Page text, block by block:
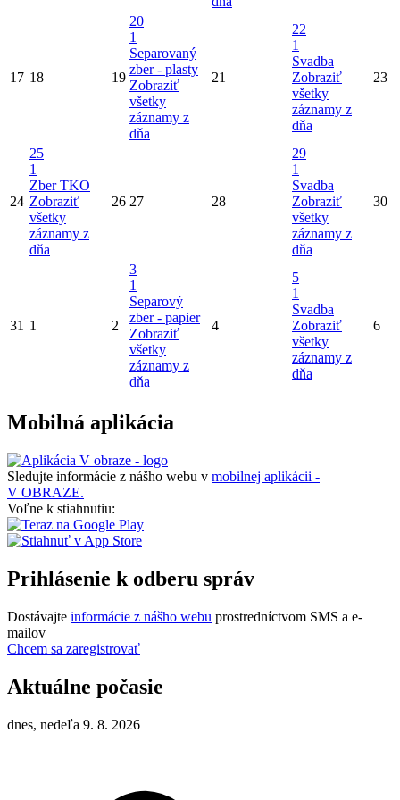
17 18 19
20
1
Separovaný
zber - plasty
Zobraziť
všetky
záznamy z
dňa
21
22
1
Svadba
Zobraziť
všetky
záznamy z
dňa
23
24
25
1
Zber TKO
Zobraziť
všetky
záznamy z
dňa
26 27 28
29
1
Svadba
Zobraziť
všetky
záznamy z
dňa
30
31 1 2
3
1
Separový
zber - papier
Zobraziť
všetky
záznamy z
dňa
4
5
1
Svadba
Zobraziť
všetky
záznamy z
dňa
6
Mobilná aplikácia
Sledujte informácie z nášho webu v mobilnej aplikácii -
V OBRAZE.
Voľne k stiahnutiu:
Prihlásenie k odberu správ
Dostávajte informácie z nášho webu prostredníctvom SMS a e-
mailov
Chcem sa zaregistrovať
Aktuálne počasie
dnes, nedeľa 9. 8. 2026